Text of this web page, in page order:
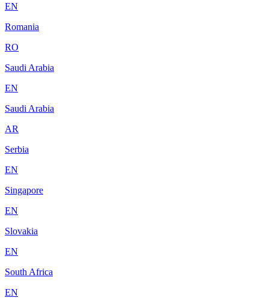
EN
Romania
RO
Saudi Arabia
EN
Saudi Arabia
AR
Serbia
EN
Singapore
EN
Slovakia
EN
South Africa
EN